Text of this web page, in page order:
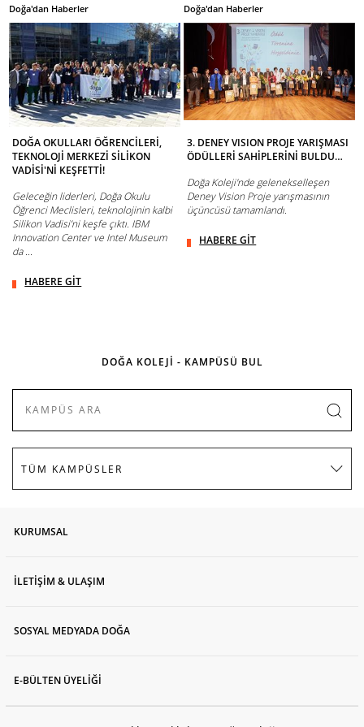
Doğa'dan Haberler
DOĞA OKULLARI ÖĞRENCİLERİ,
TEKNOLOJİ MERKEZİ SİLİKON
VADİSİ'Nİ KEŞFETTİ!
Geleceğin liderleri, Doğa Okulu
Öğrenci Meclisleri, teknolojinin kalbi
Silikon Vadisi’ni keşfe çıktı. IBM
Innovation Center ve Intel Museum
da ...
HABERE GİT
Doğa'dan Haberler
3. DENEY VISION PROJE YARIŞMASI
ÖDÜLLERİ SAHİPLERİNİ BULDU…
Doğa Koleji'nde gelenekselleşen
Deney Vision Proje yarışmasının
üçüncüsü tamamlandı.
HABERE GİT
DOĞA KOLEJİ - KAMPÜSÜ BUL
KURUMSAL
İLETİŞİM & ULAŞIM
SOSYAL MEDYADA DOĞA
E-BÜLTEN ÜYELİĞİ